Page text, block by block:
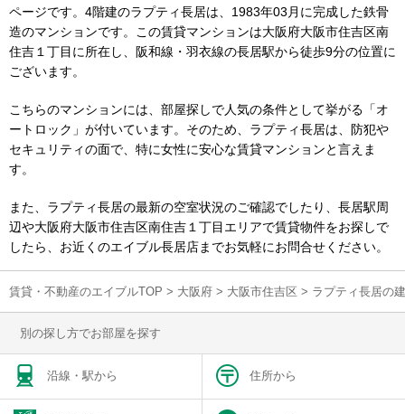
ページです。4階建のラプティ長居は、1983年03月に完成した鉄骨
造のマンションです。この賃貸マンションは大阪府大阪市住吉区南
住吉１丁目に所在し、阪和線・羽衣線の長居駅から徒歩9分の位置に
ございます。
こちらのマンションには、部屋探しで人気の条件として挙がる「オ
ートロック」が付いています。そのため、ラプティ長居は、防犯や
セキュリティの面で、特に女性に安心な賃貸マンションと言えま
す。
また、ラプティ長居の最新の空室状況のご確認でしたり、長居駅周
辺や大阪府大阪市住吉区南住吉１丁目エリアで賃貸物件をお探しで
したら、お近くのエイブル長居店までお気軽にお問合せください。
賃貸・不動産のエイブルTOP > 大阪府 > 大阪市住吉区 > ラプティ長居の
別の探し方でお部屋を探す
沿線・駅から 住所から